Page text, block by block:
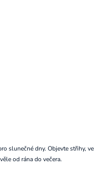
slunečné dny. Objevte střihy, ve
od rána do večera.